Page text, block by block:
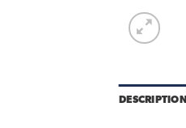
DESCRIPTION